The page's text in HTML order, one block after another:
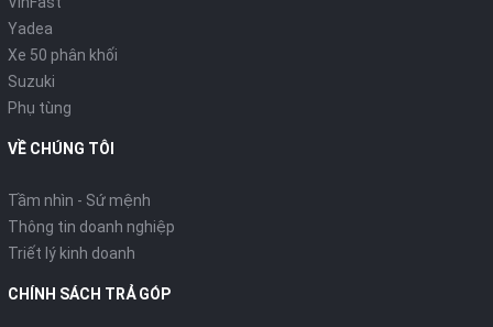
Yadea
Xe 50 phân khối
Suzuki
Phụ tùng
VỀ CHÚNG TÔI
Tầm nhìn - Sứ mệnh
Thông tin doanh nghiệp
Triết lý kinh doanh
CHÍNH SÁCH TRẢ GÓP